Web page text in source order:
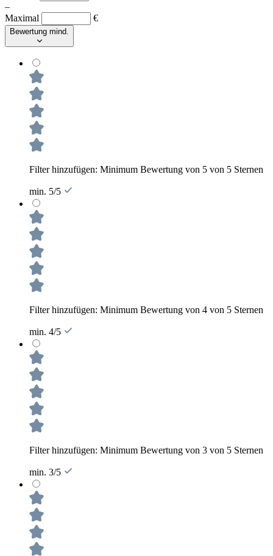
–
Maximal
€
Bewertung mind.
Filter hinzufügen: Minimum Bewertung von 5 von 5 Sternen
min. 5/5
Filter hinzufügen: Minimum Bewertung von 4 von 5 Sternen
min. 4/5
Filter hinzufügen: Minimum Bewertung von 3 von 5 Sternen
min. 3/5